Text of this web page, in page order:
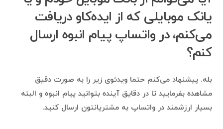
یانک موبایلی که از ایده‌کاو دریافت
می‌کنم، در واتساپ پیام انبوه ارسال
کنم؟
بله. پیشنهاد می‌کنم حتما ویدئوی زیر را به صورت دقیق
مشاهده بفرمایید تا در دقایق آینده بتوانید پیام انبوه و البته
بسیار ارزشمند در واتساپ به مشتریانتون ارسال کنید.